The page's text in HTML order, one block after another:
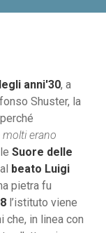
anni'30, a
Shuster, la
erano
Suore delle
beato Luigi
pietra fu
l’istituto viene
che, in linea con